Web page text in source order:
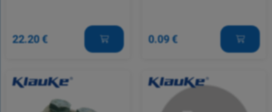
22.20 € 0.09 €